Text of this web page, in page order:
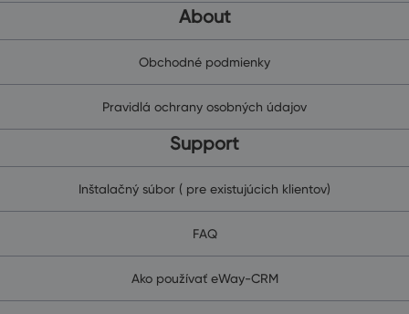
About
Obchodné podmienky
Pravidlá ochrany osobných údajov
Support
Inštalačný súbor ( pre existujúcich klientov)
FAQ
Ako používať eWay-CRM